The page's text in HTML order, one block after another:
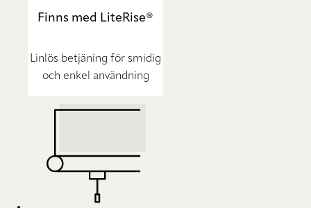
Finns med LiteRise®
Linlös betjäning för smidig
och enkel användning